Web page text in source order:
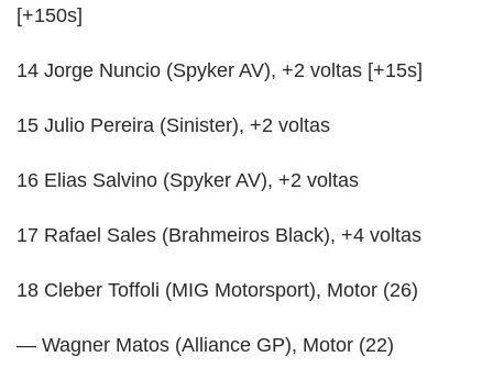
[+150s]
14 Jorge Nuncio (Spyker AV), +2 voltas [+15s]
15 Julio Pereira (Sinister), +2 voltas
16 Elias Salvino (Spyker AV), +2 voltas
17 Rafael Sales (Brahmeiros Black), +4 voltas
18 Cleber Toffoli (MIG Motorsport), Motor (26)
— Wagner Matos (Alliance GP), Motor (22)